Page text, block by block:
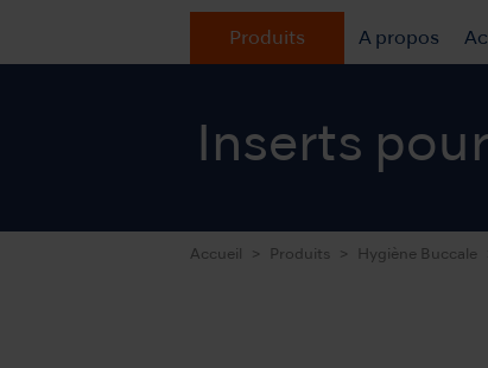
Produits A propos
Inserts
Accueil Produits Hygiène Buccale